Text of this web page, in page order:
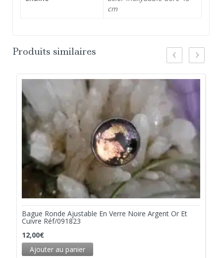
cm
Produits similaires
Bague Ronde Ajustable En Verre Noire Argent Or Et
Cuivre Réf/091823
12,00€
Ajouter au panier